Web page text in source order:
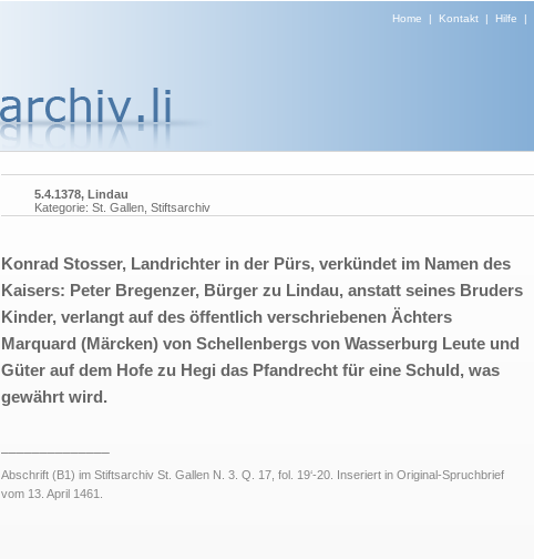
Home | Kontakt| Hilfe |
5.4.1378, Lindau
Kategorie: St. Gallen, Stiftsarchiv
Konrad Stosser, Landrichter in der Pürs, verkündet im Namen des
Kaisers: Peter Bregenzer, Bürger zu Lindau, anstatt seines Bruders
Kinder, verlangt auf des öffentlich verschriebenen Ächters
Marquard (Märcken) von Schellenbergs von Wasserburg Leute und
Güter auf dem Hofe zu Hegi das Pfandrecht für eine Schuld, was
gewährt wird.
Abschrift (B1) im Stiftsarchiv St. Gallen N. 3. Q. 17, fol. 19‘-20. Inseriert in Original-Spruchbrief
vom 13. April 1461.